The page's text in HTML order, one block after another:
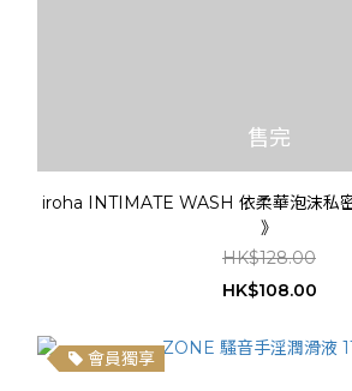
售完
iroha INTIMATE WASH 依柔華泡沫私
》
HK$128.00
HK$108.00
會員獨享